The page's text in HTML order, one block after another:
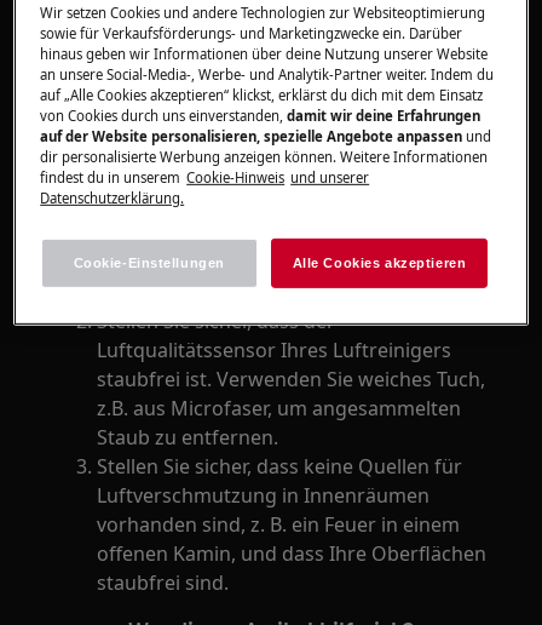
Gilt für
Alle Luftreiniger AX
Alle Luftreiniger APO
Alle Luftreiniger APU
Lösung
Schließen Sie alle Türen, Fenster und
anderen Öffnungen, die mit der
Außenseite des Raums verbunden sind.
Stellen Sie sicher, dass der
Luftqualitätssensor Ihres Luftreinigers
staubfrei ist. Verwenden Sie weiches Tuch,
z.B. aus Microfaser, um angesammelten
Staub zu entfernen.
Stellen Sie sicher, dass keine Quellen für
Luftverschmutzung in Innenräumen
vorhanden sind, z. B. ein Feuer in einem
offenen Kamin, und dass Ihre Oberflächen
staubfrei sind.
Wir setzen Cookies und andere Technologien zur Websiteoptimierung
sowie für Verkaufsförderungs- und Marketingzwecke ein. Darüber
hinaus geben wir Informationen über deine Nutzung unserer Website
an unsere Social-Media-, Werbe- und Analytik-Partner weiter. Indem du
auf „Alle Cookies akzeptieren“ klickst, erklärst du dich mit dem Einsatz
von Cookies durch uns einverstanden,damit wir deine Erfahrungen
auf der Website personalisieren, spezielle Angebote anpassen und
dir personalisierte Werbung anzeigen können. Weitere Informationen
findest du in unserem Cookie-Hinweis und unserer
Datenschutzerklärung.
Cookie-Einstellungen Alle Cookies akzeptieren